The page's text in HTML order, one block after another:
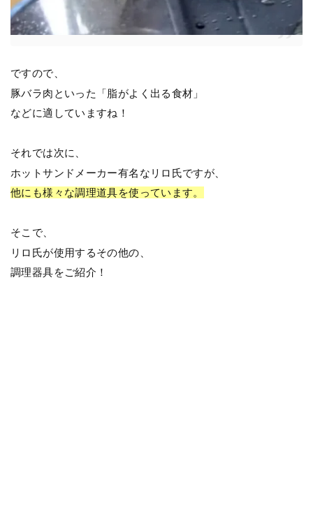
ですので、
豚バラ肉といった「脂がよく出る食材」
などに適していますね！
それでは次に、
ホットサンドメーカー有名なリロ氏ですが、
他にも様々な調理道具を使っています。
そこで、
リロ氏が使用するその他の、
調理器具をご紹介！